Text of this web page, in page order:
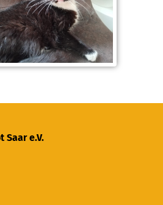
Saar e.V.